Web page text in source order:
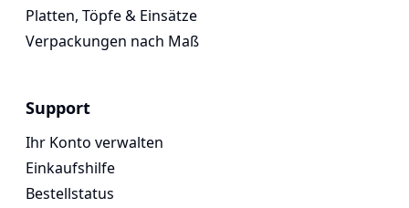
Platten, Töpfe & Einsätze
Verpackungen nach Maß
Support
Ihr Konto verwalten
Einkaufshilfe
Bestellstatus